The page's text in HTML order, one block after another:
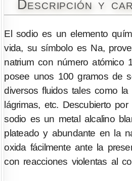
Descripción y
El sodio es un elemento
vida, su símbolo es Na,
natrium con número atómico
posee unos 100 gramos de
diversos fluidos tales como
lágrimas, etc. Descubierto
sodio es un metal alcalino
plateado y abundante en la
oxida fácilmente ante la
con reacciones violentas al